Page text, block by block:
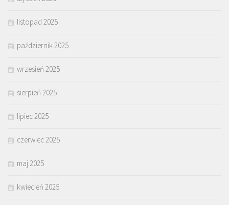
listopad 2025
październik 2025
wrzesień 2025
sierpień 2025
lipiec 2025
czerwiec 2025
maj 2025
kwiecień 2025